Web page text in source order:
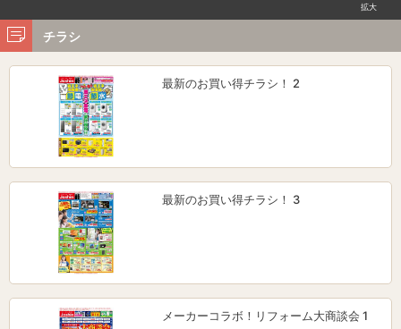
拡大
チラシ
最新のお買い得チラシ！ 2
最新のお買い得チラシ！ 3
メーカーコラボ！リフォーム大商談会 1